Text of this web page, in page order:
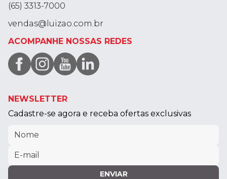
(65) 3313-7000
vendas@luizao.com.br
ACOMPANHE NOSSAS REDES
NEWSLETTER
Cadastre-se agora e receba ofertas exclusivas
ENVIAR